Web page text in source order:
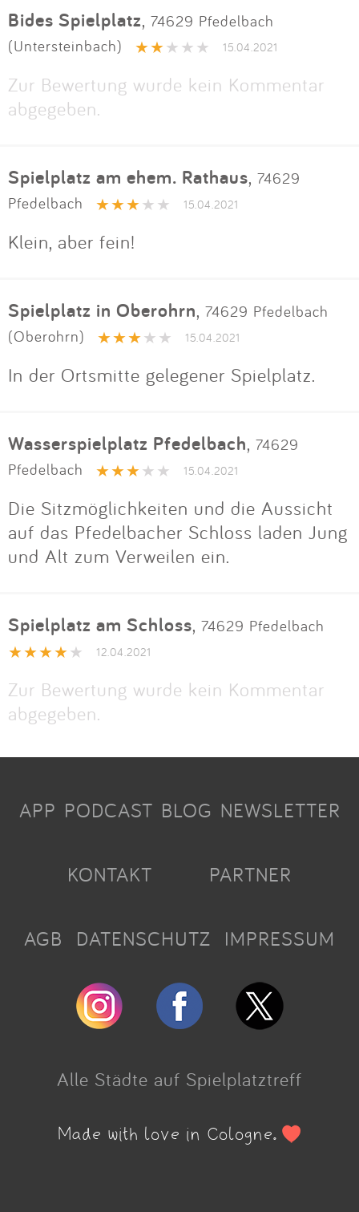
Bides Spielplatz, 74629 Pfedelbach
(Untersteinbach)
15.04.2021
Zur Bewertung wurde kein Kommentar
abgegeben.
Spielplatz am ehem. Rathaus, 74629
Pfedelbach
15.04.2021
Klein, aber fein!
Spielplatz in Oberohrn, 74629 Pfedelbach
(Oberohrn)
15.04.2021
In der Ortsmitte gelegener Spielplatz.
Wasserspielplatz Pfedelbach, 74629
Pfedelbach
15.04.2021
Die Sitzmöglichkeiten und die Aussicht
auf das Pfedelbacher Schloss laden Jung
und Alt zum Verweilen ein.
Spielplatz am Schloss, 74629 Pfedelbach
12.04.2021
Zur Bewertung wurde kein Kommentar
abgegeben.
APP PODCAST BLOG NEWSLETTER
KONTAKT PARTNER
AGB DATENSCHUTZ IMPRESSUM
Alle Städte auf Spielplatztreff
Made with love in Cologne.